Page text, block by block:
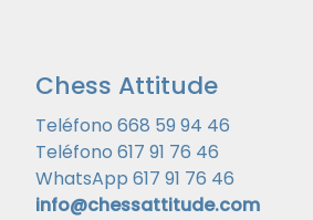
Chess Attitude
Teléfono 668 59 94 46
Teléfono 617 91 76 46
WhatsApp 617 91 76 46
info@chessattitude.com